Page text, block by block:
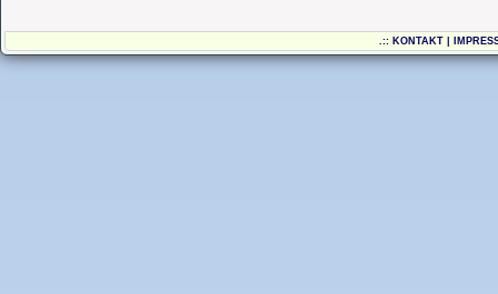
.:: KONTAKT|